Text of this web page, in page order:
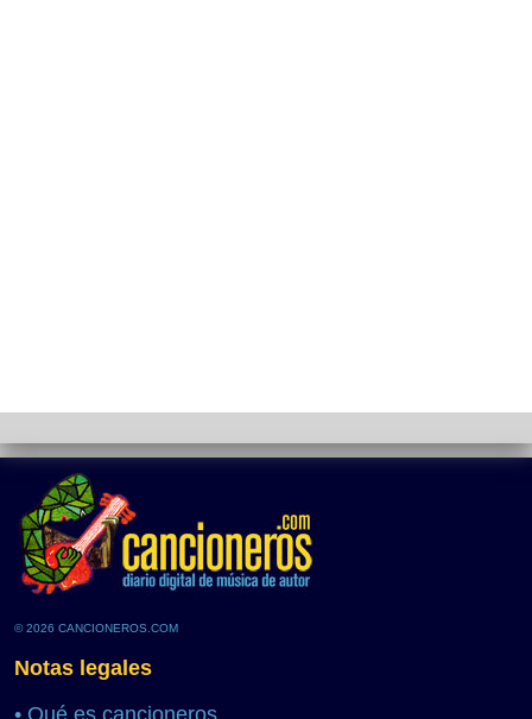
© 2026 CANCIONEROS.COM
Notas legales
• Qué es cancioneros